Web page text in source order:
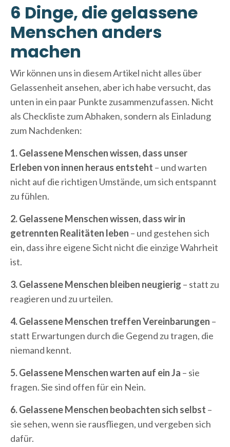
6 Dinge, die gelassene
Menschen anders
machen
Wir können uns in diesem Artikel nicht alles über
Gelassenheit ansehen, aber ich habe versucht, das
unten in ein paar Punkte zusammenzufassen. Nicht
als Checkliste zum Abhaken, sondern als Einladung
zum Nachdenken:
1. Gelassene Menschen wissen, dass unser
Erleben von innen heraus entsteht – und warten
nicht auf die richtigen Umstände, um sich entspannt
zu fühlen.
2. Gelassene Menschen wissen, dass wir in
getrennten Realitäten leben – und gestehen sich
ein, dass ihre eigene Sicht nicht die einzige Wahrheit
ist.
3. Gelassene Menschen bleiben neugierig – statt zu
reagieren und zu urteilen.
4. Gelassene Menschen treffen Vereinbarungen –
statt Erwartungen durch die Gegend zu tragen, die
niemand kennt.
5. Gelassene Menschen warten auf ein Ja – sie
fragen. Sie sind offen für ein Nein.
6. Gelassene Menschen beobachten sich selbst –
sie sehen, wenn sie rausfliegen, und vergeben sich
dafür.